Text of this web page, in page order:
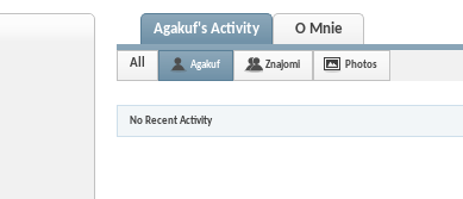
Agakuf's Activity O Mnie
All Agakuf Znajomi Photos
No Recent Activity